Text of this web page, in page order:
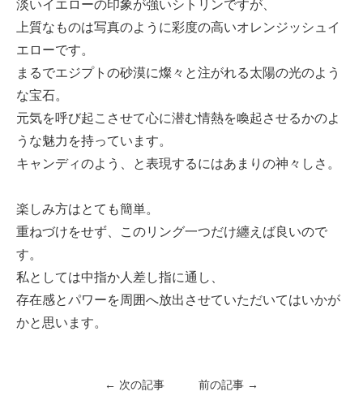
淡いイエローの印象が強いシトリンですが、
上質なものは写真のように彩度の高いオレンジッシュイ
エローです。
まるでエジプトの砂漠に燦々と注がれる太陽の光のよう
な宝石。
元気を呼び起こさせて心に潜む情熱を喚起させるかのよ
うな魅力を持っています。
キャンディのよう、と表現するにはあまりの神々しさ。
楽しみ方はとても簡単。
重ねづけをせず、このリング一つだけ纏えば良いので
す。
私としては中指か人差し指に通し、
存在感とパワーを周囲へ放出させていただいてはいかが
かと思います。
← 次の記事 前の記事 →